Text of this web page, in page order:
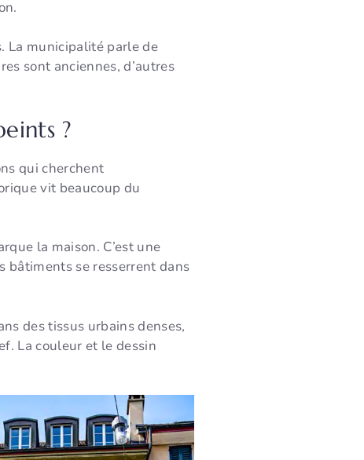
La municipalité parle de
sont anciennes, d’autres
?
qui cherchent
vit beaucoup du
la maison. C’est une
bâtiments se resserrent dans
des tissus urbains denses,
La couleur et le dessin